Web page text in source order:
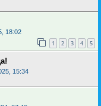
18:02
1 2 3 4 5
15:34